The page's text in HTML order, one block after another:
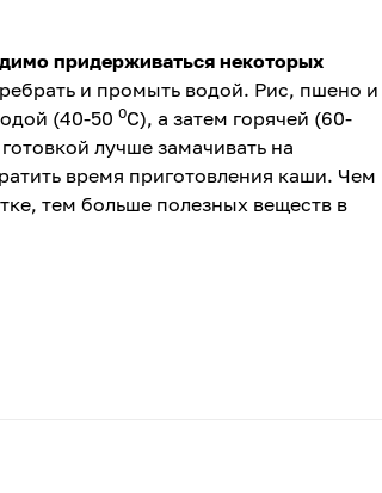
придерживаться некоторых
и промыть водой. Рис, пшено и
(40-50 0С), а затем горячей (60-
лучше замачивать на
время приготовления каши. Чем
тем больше полезных веществ в